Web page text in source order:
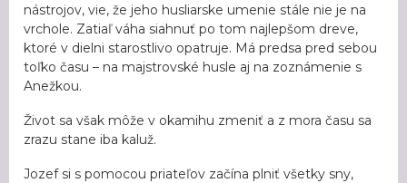
nástrojov, vie, že jeho husliarske umenie stále nie je na
vrchole. Zatiaľ váha siahnuť po tom najlepšom dreve,
ktoré v dielni starostlivo opatruje. Má predsa pred sebou
toľko času – na majstrovské husle aj na zoznámenie s
Anežkou.
Život sa však môže v okamihu zmeniť a z mora času sa
zrazu stane iba kaluž.
Jozef si s pomocou priateľov začína plniť všetky sny,